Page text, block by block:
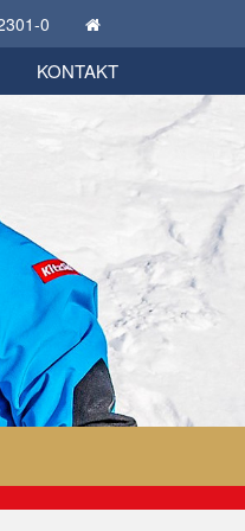
0
KONTAKT